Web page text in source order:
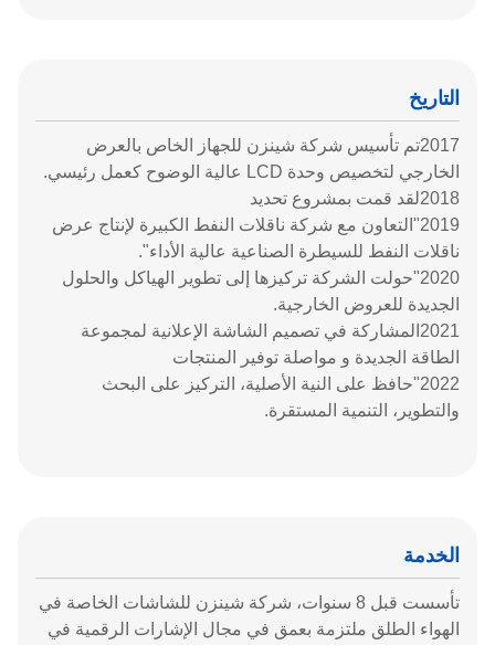
التاريخ
2017تم تأسيس شركة شينزن للجهاز الخاص بالعرض
الخارجي لتخصيص وحدة LCD عالية الوضوح كعمل رئيسي.
2018لقد قمت بمشروع تحديد
2019"التعاون مع شركة ناقلات النفط الكبيرة لإنتاج عرض
ناقلات النفط للسيطرة الصناعية عالية الأداء".
2020"حولت الشركة تركيزها إلى تطوير الهياكل والحلول
الجديدة للعروض الخارجية.
2021المشاركة في تصميم الشاشة الإعلانية لمجموعة
الطاقة الجديدة و مواصلة توفير المنتجات
2022"حافظ على النية الأصلية، التركيز على البحث
والتطوير، التنمية المستقرة.
الخدمة
تأسست قبل 8 سنوات، شركة شينزن للشاشات الخاصة في
الهواء الطلق ملتزمة بعمق في مجال الإشارات الرقمية في